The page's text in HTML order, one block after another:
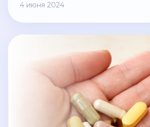
употребление вкуснейшей
изобилия в рационе жирных
гра и яиц, во Франции
сосудистых заболеваний
4 июня 2024